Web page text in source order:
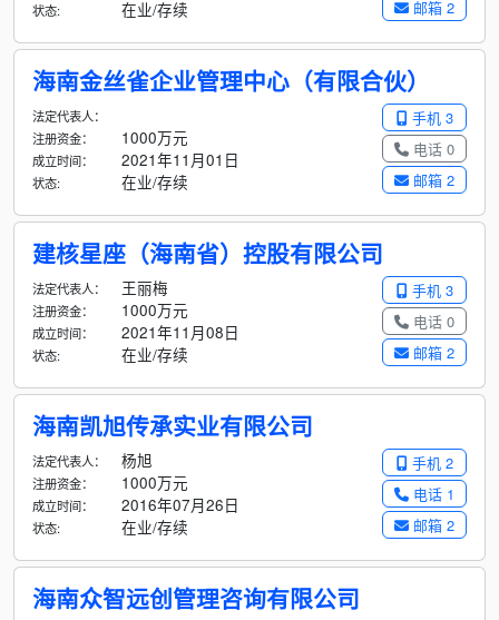
邮箱 2
状态: 在业/存续
海南金丝雀企业管理中心（有限合伙）
手机 3
电话 0
邮箱 2
法定代表人：
注册资金：
1000万元
成立时间： 2021年11月01日
状态: 在业/存续
建核星座（海南省）控股有限公司
手机 3
电话 0
邮箱 2
法定代表人： 王丽梅
注册资金： 1000万元
成立时间： 2021年11月08日
状态: 在业/存续
海南凯旭传承实业有限公司
手机 2
电话 1
邮箱 2
法定代表人： 杨旭
注册资金： 1000万元
成立时间： 2016年07月26日
状态: 在业/存续
海南众智远创管理咨询有限公司